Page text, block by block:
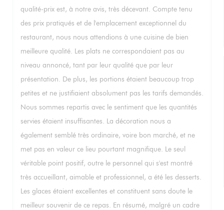
qualité-prix est, à notre avis, très décevant. Compte tenu
des prix pratiqués et de l'emplacement exceptionnel du
restaurant, nous nous attendions à une cuisine de bien
meilleure qualité. Les plats ne correspondaient pas au
niveau annoncé, tant par leur qualité que par leur
présentation. De plus, les portions étaient beaucoup trop
petites et ne justifiaient absolument pas les tarifs demandés.
Nous sommes repartis avec le sentiment que les quantités
servies étaient insuffisantes. La décoration nous a
également semblé très ordinaire, voire bon marché, et ne
met pas en valeur ce lieu pourtant magnifique. Le seul
véritable point positif, outre le personnel qui s'est montré
très accueillant, aimable et professionnel, a été les desserts.
Les glaces étaient excellentes et constituent sans doute le
meilleur souvenir de ce repas. En résumé, malgré un cadre